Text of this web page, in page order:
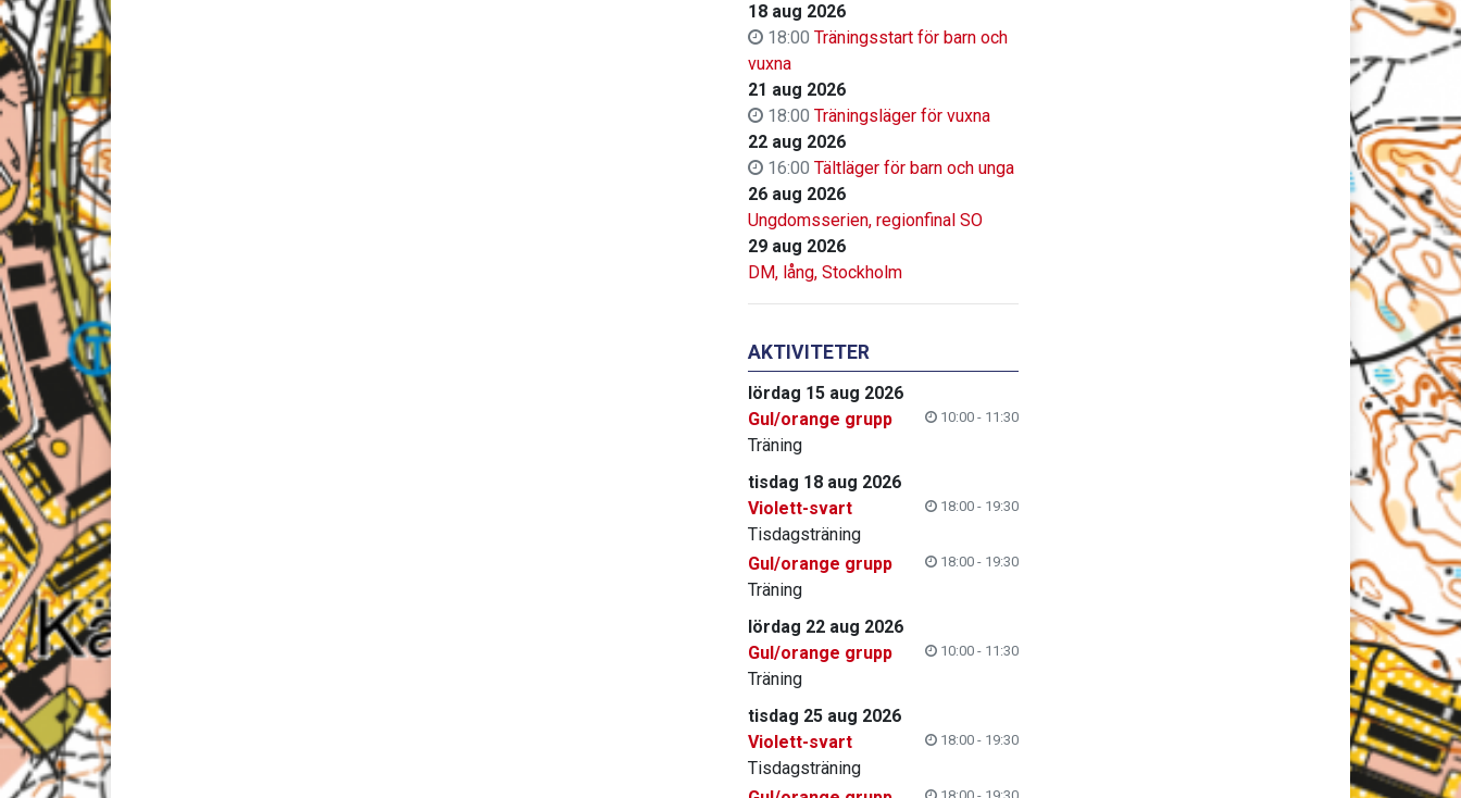
18 aug 2026
18:00 Träningsstart för barn och
vuxna
21 aug 2026
18:00 Träningsläger för vuxna
22 aug 2026
16:00 Tältläger för barn och unga
26 aug 2026
Ungdomsserien, regionfinal SO
29 aug 2026
DM, lång, Stockholm
AKTIVITETER
lördag 15 aug 2026
Gul/orange grupp
10:00 - 11:30
Träning
tisdag 18 aug 2026
Violett-svart
18:00 - 19:30
Tisdagsträning
Gul/orange grupp
18:00 - 19:30
Träning
lördag 22 aug 2026
Gul/orange grupp
10:00 - 11:30
Träning
tisdag 25 aug 2026
Violett-svart
18:00 - 19:30
Tisdagsträning